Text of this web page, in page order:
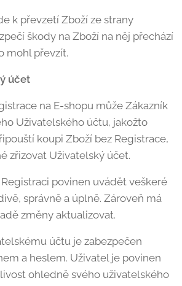
k převzetí Zboží ze strany
škody na Zboží na něj přechází
mohl převzít.
účet
na E-shopu může Zákazník
Uživatelského účtu, jakožto
koupi Zboží bez Registrace,
zřizovat Uživatelský účet.
Registraci povinen uvádět veškeré
správně a úplně. Zároveň má
změny aktualizovat.
účtu je zabezpečen
a heslem. Uživatel je povinen
ohledně svého uživatelského